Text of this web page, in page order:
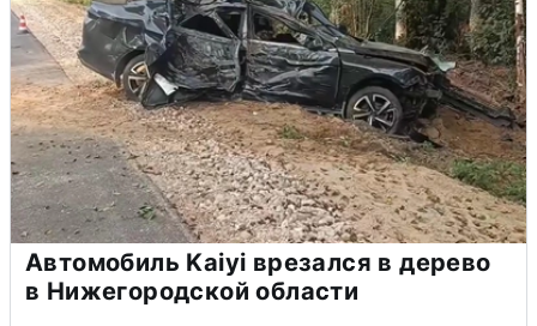
Автомобиль Kaiyi врезался в дерево
в Нижегородской области